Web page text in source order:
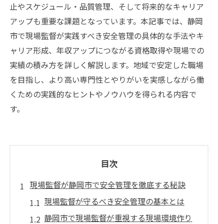
止やスケジュール・品質管理、そして将来的なキャリア
アップも重要な課題となっています。本記事では、静岡
市で現場監督が実践すべき安全管理の具体的な手法やキ
ャリア形成、年収アップにつながる資格取得や現場での
実績の積み方を詳しく解説します。地域で安定した職場
を目指し、より高い専門性とやりがいを実感しながら働
くための実践的なヒントやノウハウを得られる内容で
す。
目次
現場監督が静岡市で安全管理を徹底する秘訣
現場監督が守るべき安全管理の基本とは
静岡市で現場監督が重視する現場環境作り